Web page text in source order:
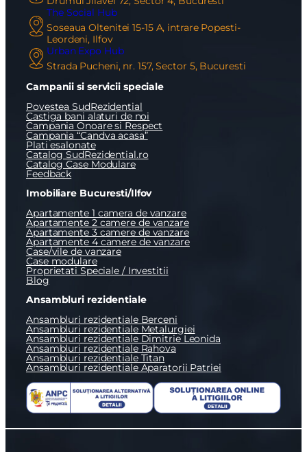
The Social Hub
Soseaua Oltenitei 15-15 A, intrare Popesti-
Leordeni, Ilfov
Urban Expo Hub
Strada Pucheni, nr. 157, Sector 5, Bucuresti
Campanii si servicii speciale
Povestea SudRezidential
Castiga bani alaturi de noi
Campania Onoare si Respect
Campania “Candva acasa”
Plati esalonate
Catalog SudRezidential.ro
Catalog Case Modulare
Feedback
Imobiliare Bucuresti/Ilfov
Apartamente 1 camera de vanzare
Apartamente 2 camere de vanzare
Apartamente 3 camere de vanzare
Apartamente 4 camere de vanzare
Case/vile de vanzare
Case modulare
Proprietati Speciale / Investitii
Blog
Ansambluri rezidentiale
Ansambluri rezidentiale Berceni
Ansambluri rezidentiale Metalurgiei
Ansambluri rezidentiale Dimitrie Leonida
Ansambluri rezidentiale Rahova
Ansambluri rezidentiale Titan
Ansambluri rezidentiale Aparatorii Patriei